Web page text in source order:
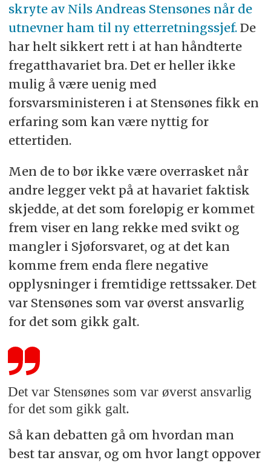
skryte av Nils Andreas Stensønes når de
utnevner ham til ny etterretningssjef.De
har helt sikkert rett i at han håndterte
fregatthavariet bra. Det er heller ikke
mulig å være uenig med
forsvarsministeren i at Stensønes fikk en
erfaring som kan være nyttig for
ettertiden.
Men de to bør ikke være overrasket når
andre legger vekt på at havariet faktisk
skjedde, at det som foreløpig er kommet
frem viser en lang rekke med svikt og
mangler i Sjøforsvaret, og at det kan
komme frem enda flere negative
opplysninger i fremtidige rettssaker. Det
var Stensønes som var øverst ansvarlig
for det som gikk galt.
Det var Stensønes som var øverst ansvarlig
for det som gikk galt.
Så kan debatten gå om hvordan man
best tar ansvar, og om hvor langt oppover